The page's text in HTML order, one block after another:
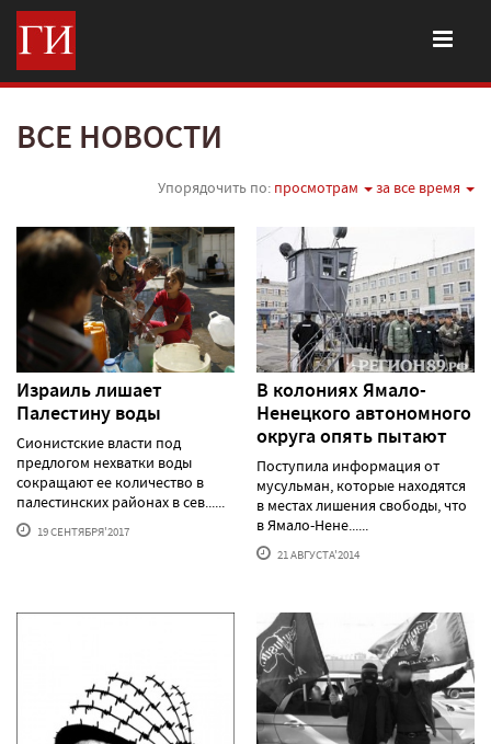
ВСЕ НОВОСТИ
Упорядочить по: просмотрам за все время
Израиль лишает
Палестину воды
Сионистские власти под
предлогом нехватки воды
сокращают ее количество в
палестинских районах в сев......
19 СЕНТЯБРЯ'2017
В колониях Ямало-
Ненецкого автономного
округа опять пытают
Поступила информация от
мусульман, которые находятся
в местах лишения свободы, что
в Ямало-Нене......
21 АВГУСТА'2014